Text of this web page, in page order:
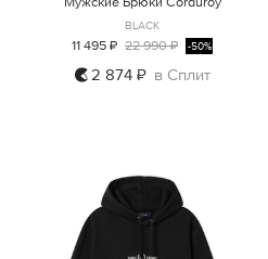
BLACK
11 495 ₽ 22 990 ₽ -50%
2 874 ₽ в Сплит